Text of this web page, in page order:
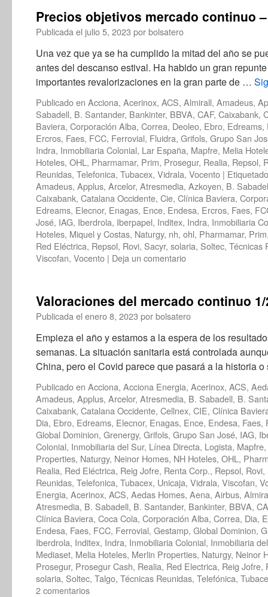
Precios objetivos mercado continuo
Publicada el julio 5, 2023 porbolsatero
Una vez que ya se ha cumplido la mitad del año se
antes del descanso estival. Ha habido un gran
importantes revalorizaciones en la gran parte de …
Publicado en Acciona, Acerinox, ACS, Almirall, Amadeus,
Sabadell, B. Santander, Bankinter, BBVA, CAF, Caixabank,
Baviera, Corporación Alba, Correa, Deoleo, Ebro, Edreams,
Ercros, Faes, FCC, Ferrovial, Fluidra, Grifols, Grupo San
Indra, Inmobiliaria Colonial, Lar España, Mapfre, Melia
Hoteles, OHL , Pharmamar, Prim, Prosegur, Realia, Repsol,
Reunidas, Telefonica, Tubacex, Vidrala, Vocento | Etiquetado
Amadeus, Applus, Arcelor, Atresmedia, Azkoyen, B.
Caixabank, Catalana Occidente, Cie, Clínica Baviera,
Edreams, Elecnor, Enagas, Ence, Endesa, Ercros, Faes,
José, IAG, Iberdrola, Iberpapel, Inditex, Indra, Inmobiliaria
Hoteles, Miquel y Costas, Naturgy, nh, ohl, Pharmamar, Prim
Red Eléctrica, Repsol, Rovi, Sacyr, solaria, Soltec, Técnicas
Viscofan, Vocento | Deja un comentario
Valoraciones del mercado continuo 1/
Publicada el enero 8, 2023 porbolsatero
Empieza el año y estamos a la espera de los
semanas. La situación sanitaria está controlada
China, pero el Covid parece que pasará a la historia
Publicado en Acciona, Acciona Energia, Acerinox, ACS,
Amadeus, Applus, Arcelor, Atresmedia, B. Sabadell, B.
Caixabank, Catalana Occidente, Cellnex, CIE, Clínica
Dia, Ebro, Edreams, Elecnor, Enagas, Ence, Endesa, Faes,
Global Dominion, Grenergy, Grifols, Grupo San José, IAG,
Colonial, Inmobiliaria del Sur, Línea Directa, Logista, Mapfre,
Properties, Naturgy, Neinor Homes, NH Hoteles, OHL ,
Realia, Red Eléctrica, Reig Jofre, Renta Corp., Repsol, Rovi,
Reunidas, Telefonica, Tubacex, Unicaja, Vidrala, Viscofan,
Energia, Acerinox, ACS, Aedas Homes, Aena, Airbus,
Atresmedia, B. Sabadell, B. Santander, Bankinter, BBVA,
Clínica Baviera, Coca Cola, Corporación Alba, Correa, Dia,
Endesa, Faes, FCC, Ferrovial, Gestamp, Global Dominion,
Iberdrola, Inditex, Indra, Inmobiliaria Colonial, Inmobiliaria
Mediaset, Melia Hoteles, Merlin Properties, Naturgy, Neinor
Prosegur, Prosegur Cash, Realia, Red Electrica, Reig Jofre,
solaria, Soltec, Talgo, Técnicas Reunidas, Telefónica,
2 comentarios